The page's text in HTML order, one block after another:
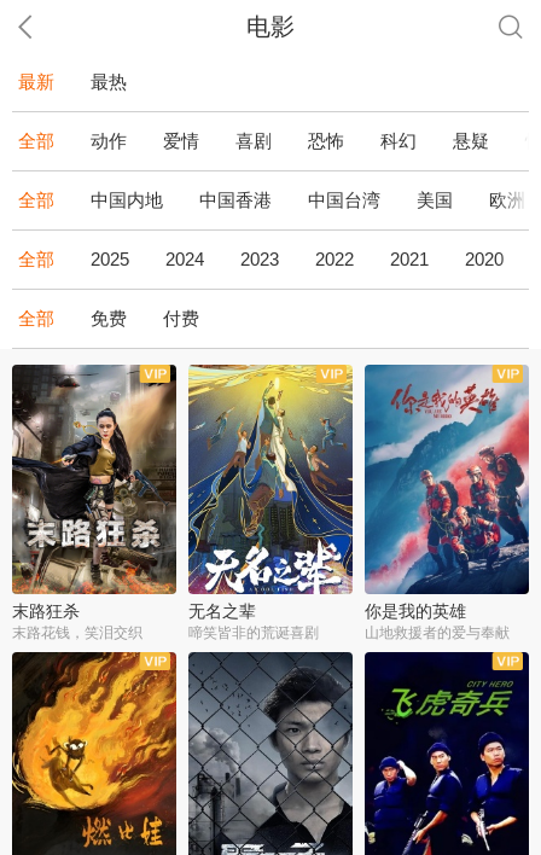
电影
最新 最热
全部 动作 爱情 喜剧 恐怖 科幻 悬疑
全部 中国内地 中国香港 中国台湾 美国 欧洲
全部 2025 2024 2023 2022 2021 2020
全部 免费 付费
末路狂杀
末路花钱，笑泪交织
无名之辈
啼笑皆非的荒诞喜剧
你是我的英雄
山地救援者的爱与奉献